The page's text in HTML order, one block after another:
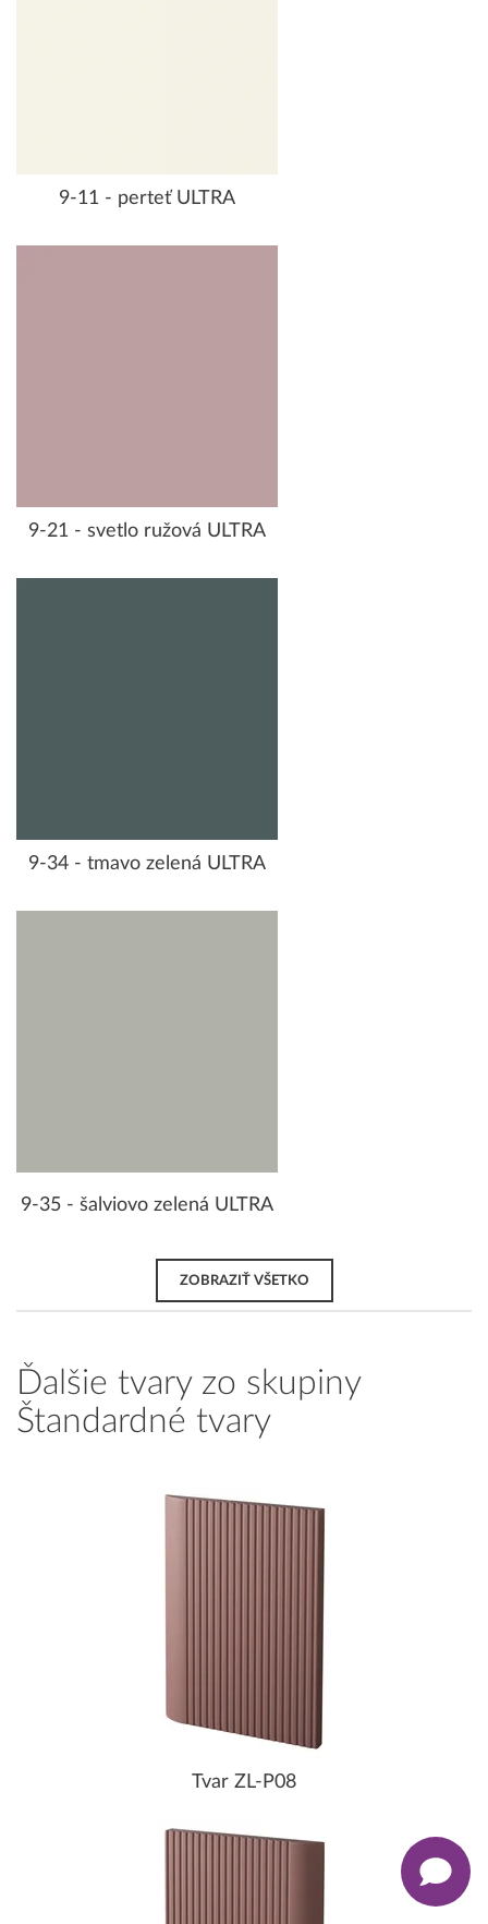
9-11 - perteť ULTRA
9-21 - svetlo ružová ULTRA
9-34 - tmavo zelená ULTRA
9-35 - šalviovo zelená ULTRA
ZOBRAZIŤ VŠETKO
Ďalšie tvary zo skupiny
Štandardné tvary
Tvar ZL-P08